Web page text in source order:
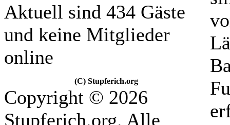
Aktuell sind 434 Gäste
und keine Mitglieder
online
(C) Stupferich.org
Copyright © 2026
Stupferich.org. Alle